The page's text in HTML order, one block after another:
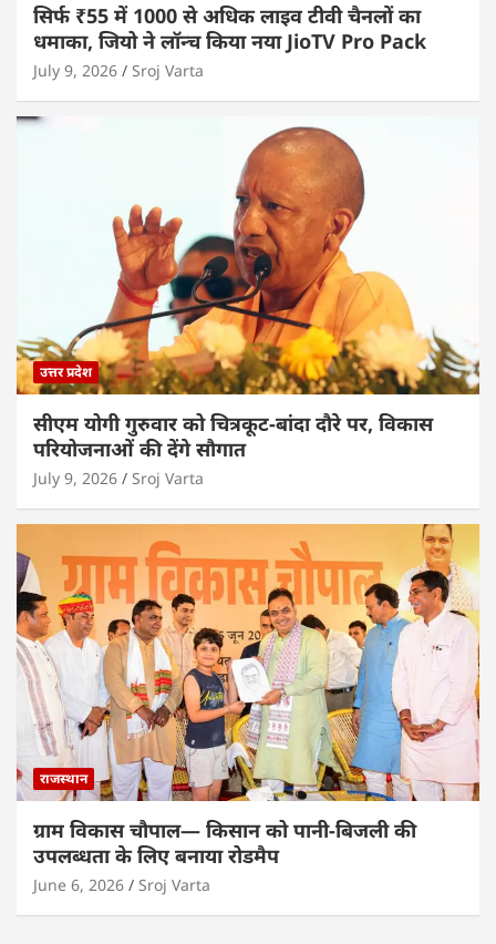
सिर्फ ₹55 में 1000 से अधिक लाइव टीवी चैनलों का
धमाका, जियो ने लॉन्च किया नया JioTV Pro Pack
July 9, 2026 Sroj Varta
उत्तर प्रदेश
सीएम योगी गुरुवार को चित्रकूट-बांदा दौरे पर, विकास
परियोजनाओं की देंगे सौगात
July 9, 2026 Sroj Varta
राजस्थान
ग्राम विकास चौपाल— किसान को पानी-बिजली की
उपलब्धता के लिए बनाया रोडमैप
June 6, 2026 Sroj Varta